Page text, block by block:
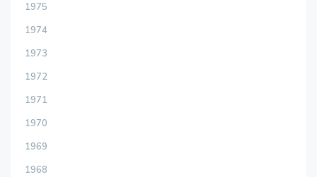
1975
1974
1973
1972
1971
1970
1969
1968